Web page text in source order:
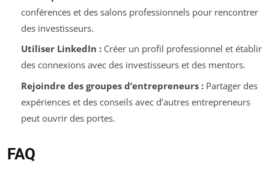
conférences et des salons professionnels pour rencontrer
des investisseurs.
Utiliser LinkedIn :Créer un profil professionnel et établir
des connexions avec des investisseurs et des mentors.
Rejoindre des groupes d’entrepreneurs :Partager des
expériences et des conseils avec d’autres entrepreneurs
peut ouvrir des portes.
FAQ